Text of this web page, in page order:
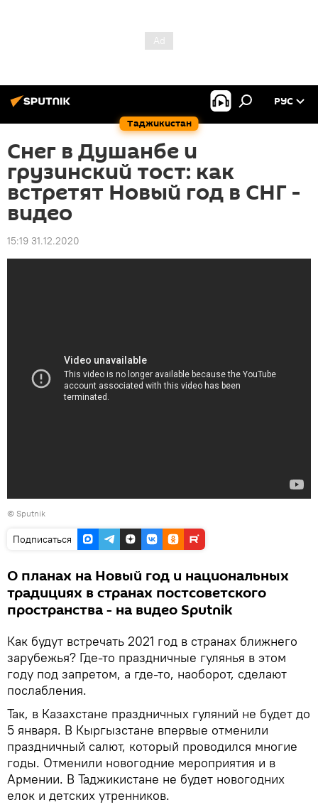
Таджикистан
РУС
Снег в Душанбе и
грузинский тост: как
встретят Новый год в СНГ -
видео
15:19 31.12.2020
© Sputnik
Подписаться
О планах на Новый год и национальных
традициях в странах постсоветского
пространства - на видео Sputnik
Как будут встречать 2021 год в странах ближнего
зарубежья? Где-то праздничные гулянья в этом
году под запретом, а где-то, наоборот, сделают
послабления.
Так, в Казахстане праздничных гуляний не будет до
5 января. В Кыргызстане впервые отменили
праздничный салют, который проводился многие
годы. Отменили новогодние мероприятия и в
Армении. В Таджикистане не будет новогодних
елок и детских утренников.